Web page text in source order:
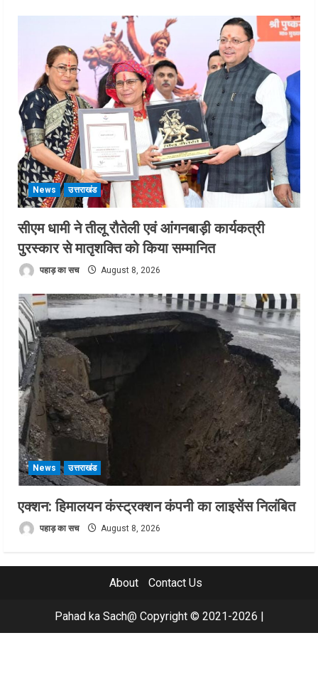
News उत्तराखंड
सीएम धामी ने तीलू रौतेली एवं आंगनबाड़ी कार्यकत्री
पुरस्कार से मातृशक्ति को किया सम्मानित
पहाड़ का सच August 8, 2026
News उत्तराखंड
एक्शन: हिमालयन कंस्ट्रक्शन कंपनी का लाइसेंस निलंबित
पहाड़ का सच August 8, 2026
About Contact Us
Pahad ka Sach@ Copyright © 2021-2026 |